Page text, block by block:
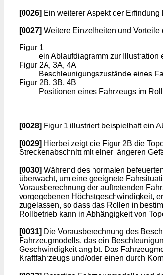
[0026] Ein weiterer Aspekt der
[0027] Weitere Einzelheiten und
Figur 1
ein Ablaufdiagramm zur Illustration
Figur 2A, 3A, 4A
Beschleunigungszustände eines
Figur 2B, 3B, 4B
Positionen eines Fahrzeugs im
[0028] Figur 1 illustriert beispielhaft ein
[0029] Hierbei zeigt die Figur 2B die
Streckenabschnitt mit einer längeren
[0030] Während des normalen
überwacht, um eine geeignete
Vorausberechnung der auftretenden
vorgegebenen Höchstgeschwindigkeit,
zugelassen, so dass das Rollen in
Rollbetrieb kann in Abhängigkeit von
[0031] Die Vorausberechnung des
Fahrzeugmodells, das ein
Geschwindigkeit angibt. Das
Kraftfahrzeugs und/oder einen durch